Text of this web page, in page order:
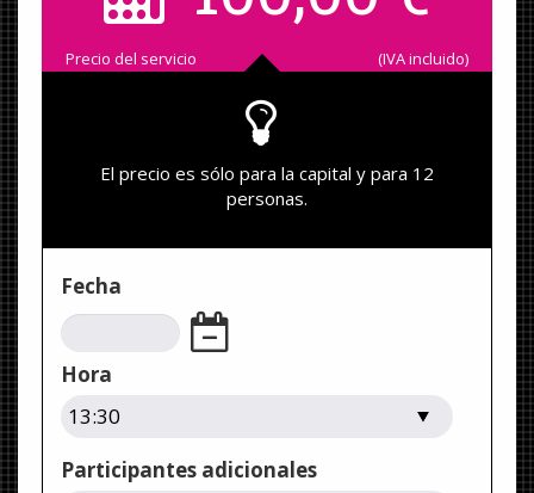
Precio del servicio (IVA incluido)
El precio es sólo para la capital y para 12
personas.
Fecha
Hora
Participantes adicionales